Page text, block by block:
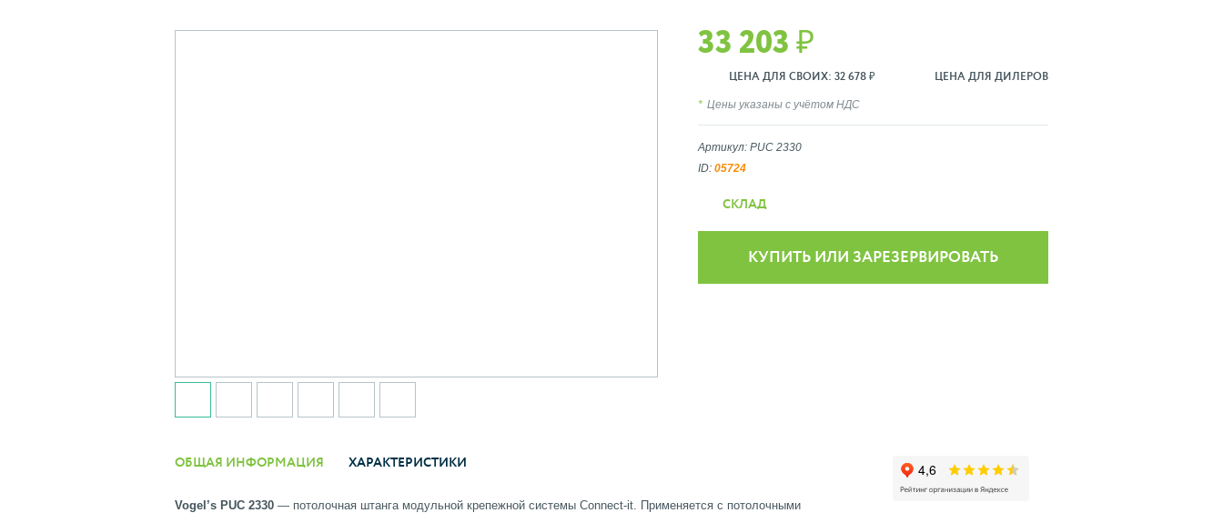
33 203 ₽
ЦЕНА ДЛЯ СВОИХ: 32 678 ₽ ЦЕНА ДЛЯ ДИЛЕРОВ
Цены указаны с учётом НДС
Артикул: PUC 2330
ID: 05724
СКЛАД
КУПИТЬ ИЛИ ЗАРЕЗЕРВИРОВАТЬ
ОБЩАЯ ИНФОРМАЦИЯ ХАРАКТЕРИСТИКИ
Vogel’s PUC 2330 — потолочная штанга модульной крепежной системы Connect-it. Применяется с потолочными